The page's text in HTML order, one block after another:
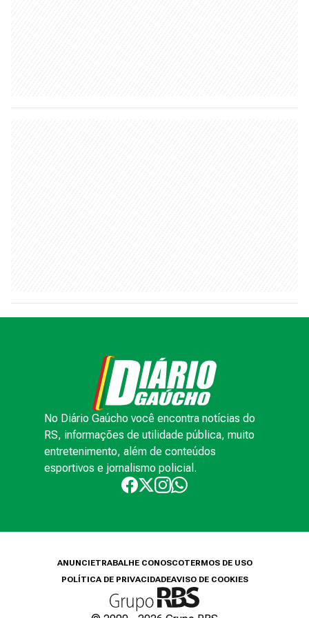
No Diário Gaúcho você encontra notícias do
RS, informações de utilidade pública, muito
entretenimento, além de conteúdos
esportivos e jornalismo policial.
ANUNCIETRABALHE CONOSCOTERMOS DE USO
POLÍTICA DE PRIVACIDADEAVISO DE COOKIES